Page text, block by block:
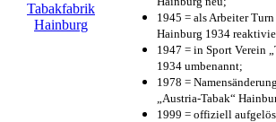
1945 = als Arbeiter
Hainburg 1934
1947 = in Sport Verein
1934 umbenannt;
1978 =
„Austria-Tabak“
1999 = offiziell